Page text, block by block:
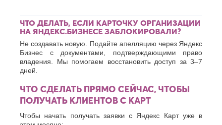
ЧТО ДЕЛАТЬ, ЕСЛИ КАРТОЧКУ ОРГАНИЗАЦИИ
НА ЯНДЕКС.БИЗНЕСЕ ЗАБЛОКИРОВАЛИ?
Не создавать новую. Подайте апелляцию через Яндекс
Бизнес с документами, подтверждающими право
владения. Мы помогаем восстановить доступ за 3–7
дней.
ЧТО СДЕЛАТЬ ПРЯМО СЕЙЧАС, ЧТОБЫ
ПОЛУЧАТЬ КЛИЕНТОВ С КАРТ
Чтобы начать получать заявки с Яндекс Карт уже в